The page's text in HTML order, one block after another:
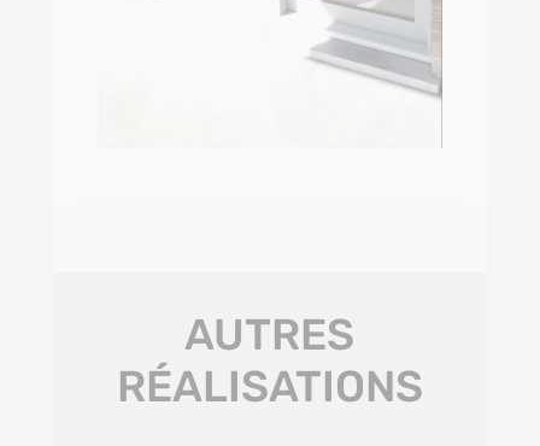
AUTRES
RÉALISATIONS